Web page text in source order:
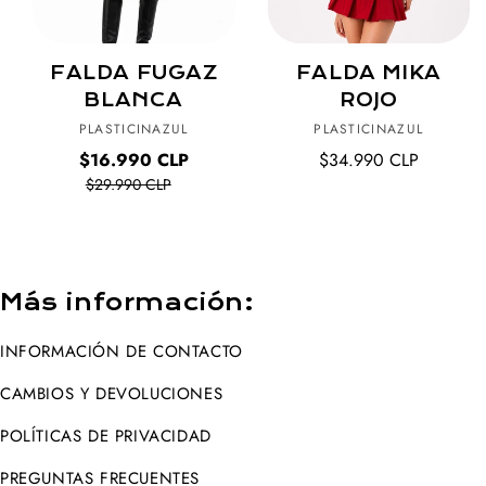
FALDA FUGAZ
BLANCA
Proveedor:
PLASTICINAZUL
Precio
regular
$29.990 CLP
Precio
oferta
$16.990 CLP
FALDA MIKA
ROJO
Proveedor:
PLASTICINAZUL
Precio
$34.990 CLP
Más información:
INFORMACIÓN DE CONTACTO
CAMBIOS Y DEVOLUCIONES
POLÍTICAS DE PRIVACIDAD
PREGUNTAS FRECUENTES